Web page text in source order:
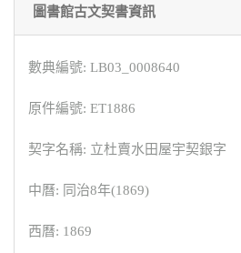
圖書館古文契書資訊
數典編號: LB03_0008640
原件編號: ET1886
契字名稱: 立杜賣水田屋宇契銀字
中曆: 同治8年(1869)
西曆: 1869